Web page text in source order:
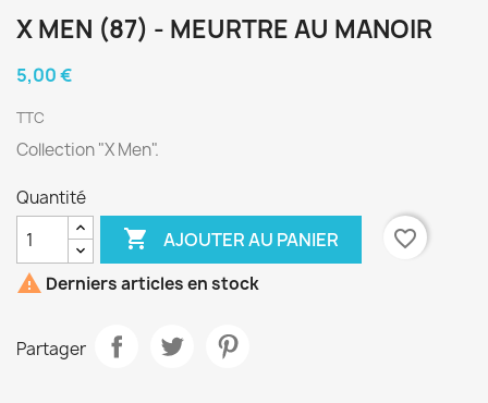
X MEN (87) - MEURTRE AU MANOIR
5,00 €
TTC
Collection "X Men".
Quantité
 AJOUTER AU PANIER
favorite_border
 Derniers articles en stock
Partager